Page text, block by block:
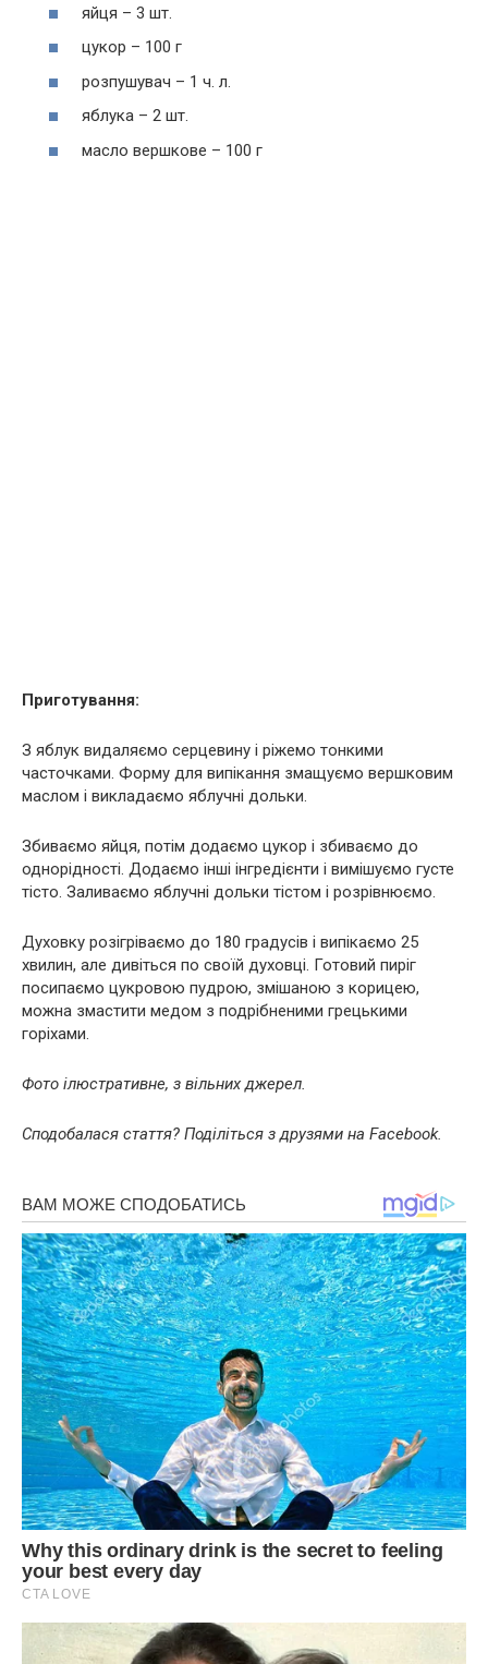
яйця – 3 шт.
цукор – 100 г
розпушувач – 1 ч. л.
яблука – 2 шт.
масло вершкове – 100 г
Приготування:
З яблук видаляємо серцевину і ріжемо тонкими
часточками. Форму для випікання змащуємо вершковим
маслом і викладаємо яблучні дольки.
Збиваємо яйця, потім додаємо цукор і збиваємо до
однорідності. Додаємо інші інгредієнти і вимішуємо густе
тісто. Заливаємо яблучні дольки тістом і розрівнюємо.
Духовку розігріваємо до 180 градусів і випікаємо 25
хвилин, але дивіться по своїй духовці. Готовий пиріг
посипаємо цукровою пудрою, змішаною з корицею,
можна змастити медом з подрібненими грецькими
горіхами.
Фото ілюстративне, з вільних джерел.
Сподобалася стаття? Поділіться з друзями на Facebook.